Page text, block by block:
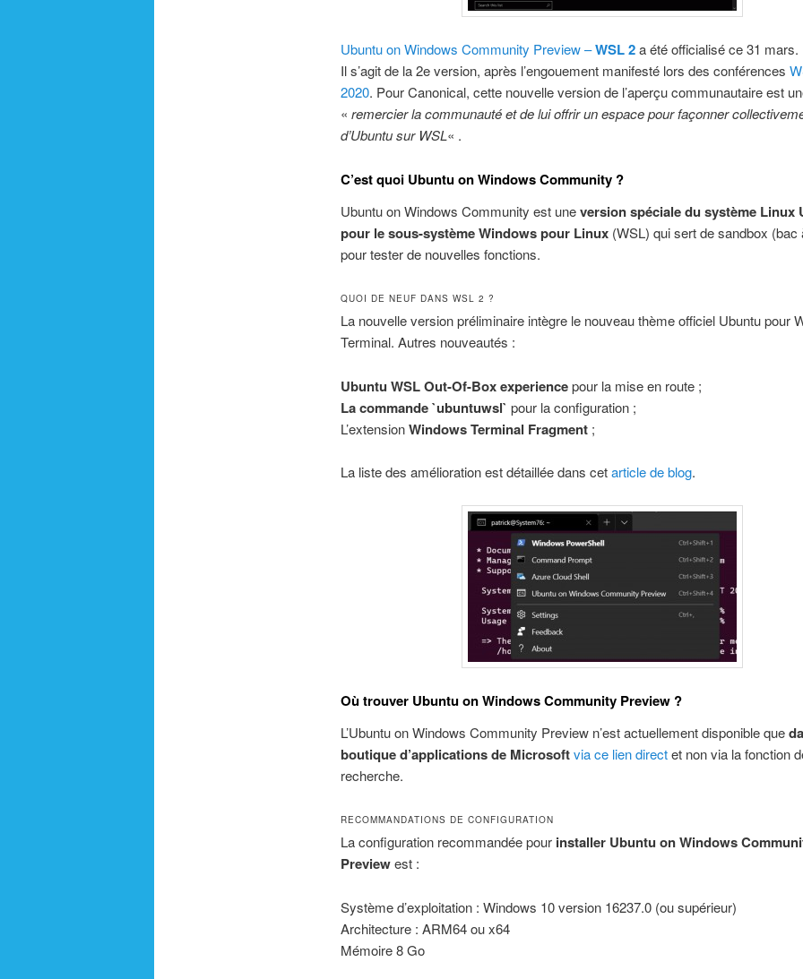
Ubuntu on Windows Community Preview –WSL 2a été officialisé ce 31 mars.
Il s’agit de la 2e version, après l’engouement manifesté lors des conférences
2020. Pour Canonical, cette nouvelle version de l’aperçu communautaire est
« remercier la communauté et de lui offrir un espace pour façonner
d’Ubuntu sur WSL« .
C’est quoi Ubuntu on Windows Community ?
Ubuntu on Windows Community est uneversion spéciale du système Linux
pour le sous-système Windows pour Linux(WSL) qui sert de sandbox (bac
pour tester de nouvelles fonctions.
QUOI DE NEUF DANS WSL 2 ?
La nouvelle version préliminaire intègre le nouveau thème officiel Ubuntu pour
Terminal. Autres nouveautés :
Ubuntu WSL Out-Of-Box experiencepour la mise en route ;
La commande `ubuntuwsl` pour la configuration ;
L’extensionWindows Terminal Fragment;
La liste des amélioration est détaillée dans cetarticle de blog.
Où trouver Ubuntu on Windows Community Preview ?
L’Ubuntu on Windows Community Preview n’est actuellement disponible que
boutique d’applications de Microsoftvia ce lien directet non via la fonction
recherche.
RECOMMANDATIONS DE CONFIGURATION
La configuration recommandée pour installer Ubuntu on Windows
Previewest :
Système d’exploitation : Windows 10 version 16237.0 (ou supérieur)
Architecture : ARM64 ou x64
Mémoire 8 Go